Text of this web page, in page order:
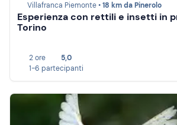
Villafranca Piemonte •18 km da Pinerolo
Esperienza con rettili e insetti in
Torino
2 ore
5,0
1-6 partecipanti